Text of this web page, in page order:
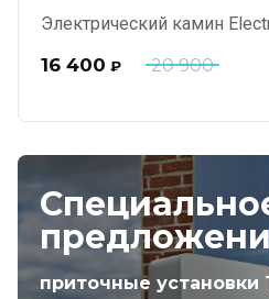
Электрический камин
20 900
16 400 ₽
приточные установки